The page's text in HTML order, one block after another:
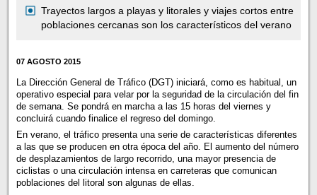
Trayectos largos a playas y litorales y viajes cortos entre
poblaciones cercanas son los característicos del verano
07 AGOSTO 2015
La Dirección General de Tráfico (DGT) iniciará, como es habitual, un
operativo especial para velar por la seguridad de la circulación del fin
de semana. Se pondrá en marcha a las 15 horas del viernes y
concluirá cuando finalice el regreso del domingo.
En verano, el tráfico presenta una serie de características diferentes
a las que se producen en otra época del año. El aumento del número
de desplazamientos de largo recorrido, una mayor presencia de
ciclistas o una circulación intensa en carreteras que comunican
poblaciones del litoral son algunas de ellas.